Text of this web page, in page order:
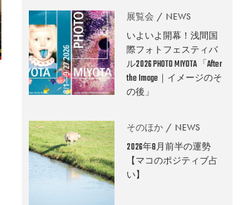
展覧会 NEWS
いよいよ開幕！浅間国
際フォトフェスティバ
ル2026 PHOTO MIYOTA 「After
the Image｜イメージのそ
の後」
そのほか NEWS
2026年8月前半の運勢
【マコのポジティブ占
い】